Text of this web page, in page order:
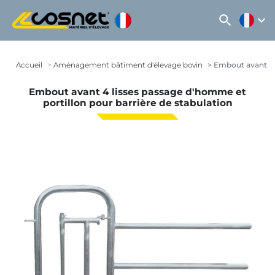
search expand_more
Accueil Aménagement bâtiment d'élevage bovin Embout avant
Embout avant 4 lisses passage d'homme et
portillon pour barrière de stabulation